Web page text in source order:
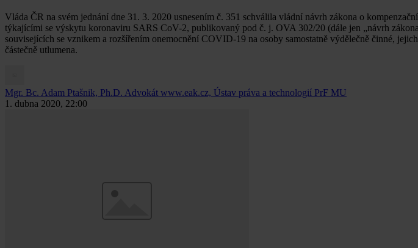
Vláda ČR na svém jednání dne 31. 3. 2020 usnesením č. 351 schválila vládní návrh zákona o
týkajícími se výskytu koronaviru SARS CoV-2, publikovaný pod č. j. OVA 302/20 (dále jen „návrh
souvisejících se vznikem a rozšířením onemocnění COVID-19 na osoby samostatně výdělečně činné,
částečně utlumena.
Mgr. Bc. Adam Ptašnik, Ph.D. Advokát www.eak.cz, Ústav práva a technologií PrF MU
1. dubna 2020, 22:00